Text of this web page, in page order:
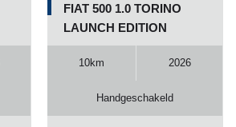
FIAT 500 1.0 TORINO
LAUNCH EDITION
10km 2026
Handgeschakeld